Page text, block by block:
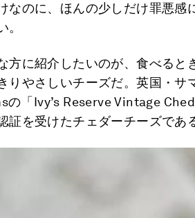
なのに、ほんの少しだけ罪悪感
。
方に紹介したいのが、食べると
りやさしいチーズだ。英国・サ
の「Ivy’s Reserve Vintage
証を受けたチェダーチーズであ